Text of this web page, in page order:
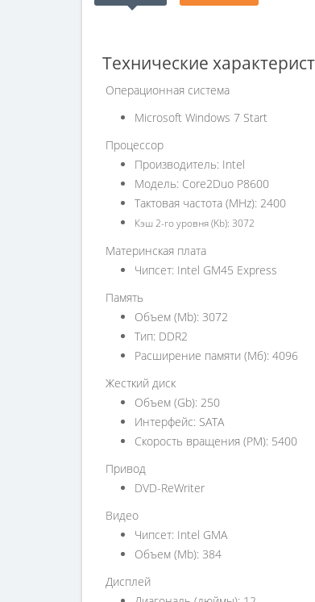
Технические
Операционная система
Microsoft Windows 7 Start
Процессор
Производитель: Intel
Модель: Core2Duo P8600
Тактовая частота (MHz): 2400
Кэш 2-го уровня (Kb): 3072
Материнская плата
Чипсет: Intel GM45 Express
Память
Объем (Mb): 3072
Тип: DDR2
Расширение памяти (Мб): 4096
Жесткий диск
Объем (Gb): 250
Интерфейс: SATA
Скорость вращения (PM): 5400
Привод
DVD-ReWriter
Видео
Чипсет: Intel GMA
Объем (Mb): 384
Дисплей